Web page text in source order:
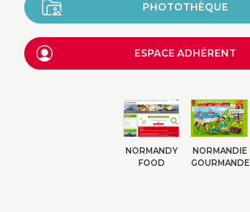
PHOTOTHÈQUE
ESPACE ADHÉRENT
NORMANDY
FOOD
NORMANDIE
GOURMANDE